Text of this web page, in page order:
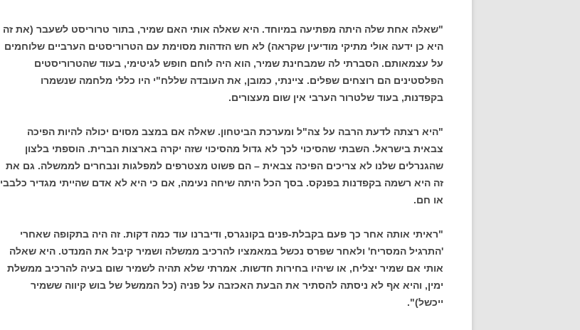
"שאלה אחת שלה היתה מפתיעה במיוחד. היא שאלה אותי האם שמיר, בתור טרוריסט לשעבר (את זה
היא כן ידעה אולי מתיקי מודיעין שקראה) לא חש הזדהות מסוימת עם הטרוריסטים הערביים שלוחמים
על עצמאותם. הסברתי לה שמבחינת שמיר, הוא היה לוחם חופש לגיטימי, בעוד שהטרוריסטים
הפלסטינים הם רוצחים שפלים. ציינתי, כמובן, את העובדה שללח"י היו כללי מלחמה שנשמרו
בקפדנות, בעוד שלטרור הערבי אין שום מעצורים.
"היא רצתה לדעת הרבה על צה"ל ומערכת הביטחון. שאלה אם במצב מסוים יכולה להיות הפיכה
צבאית בישראל. השבתי שהסיכוי לכך לא גדול מהסיכוי שזה יקרה בארצות הברית. הוספתי בלצון
שהגנרלים שלנו לא צריכים הפיכה צבאית – הם פשוט מצטרפים למפלגות ונבחרים לממשלה. גם את
זה היא רשמה בקפדנות בפנקס. בסך הכל היתה שיחה נעימה, אם כי היא לא אדם שהייתי מגדיר כלבבי
או חם.
"ראיתי אותה אחר כך פעם בקבלת-פנים בקונגרס, ודיברנו עוד כמה דקות. זה היה בתקופה שאחרי
'התרגיל המסריח' ולאחר שפרס נכשל במאמציו להרכיב ממשלה ושמיר קיבל את המנדט. היא שאלה
אותי אם שמיר יצליח, או שיהיו בחירות חדשות. אמרתי שלא תהיה לשמיר שום בעיה להרכיב ממשלת
ימין, והיא אף לא ניסתה להסתיר את הבעת האכזבה על פניה (כל הממשל של בוש קיווה ששמיר
ייכשל)".